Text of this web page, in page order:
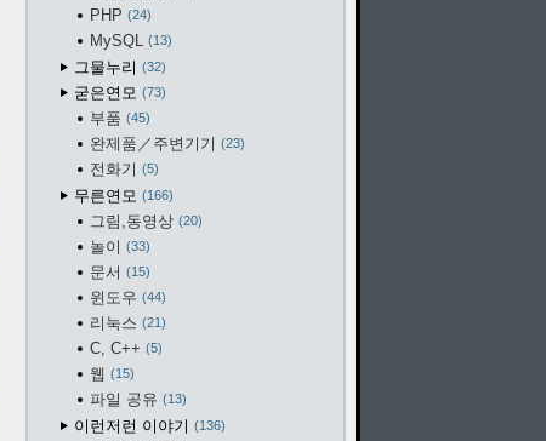
PHP 24
MySQL 13
그물누리 32
굳은연모 73
부품 45
완제품／주변기기 23
전화기 5
무른연모 166
그림,동영상 20
놀이 33
문서 15
윈도우 44
리눅스 21
C, C++ 5
웹 15
파일 공유 13
이런저런 이야기 136